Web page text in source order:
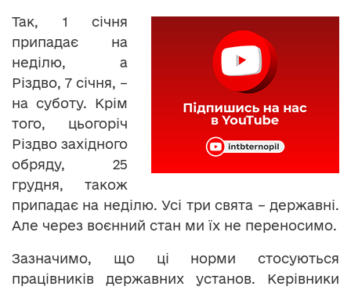
Так, 1 січня
припадає на
неділю, а
Різдво, 7 січня, –
на суботу. Крім
того, цьогоріч
Різдво західного
обряду, 25
грудня, також
припадає на неділю. Усі три свята – державні.
Але через воєнний стан ми їх не переносимо.
Зазначимо, що ці норми стосуються
працівників державних установ. Керівники